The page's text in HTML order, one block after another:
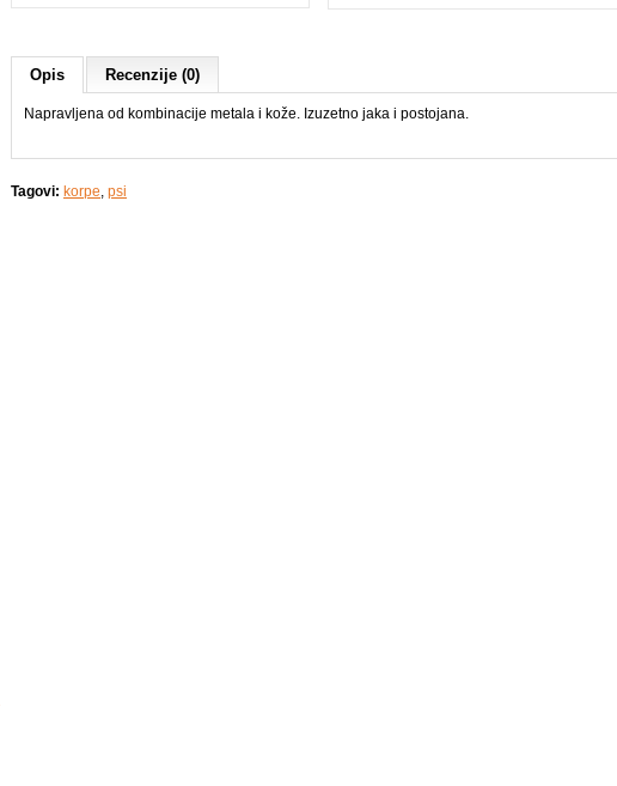
Opis Recenzije (0)
Napravljena od kombinacije metala i kože. Izuzetno jaka i postojana.
Tagovi: korpe, psi